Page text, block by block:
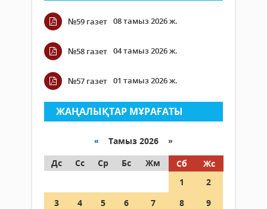
№59 газет 08 тамыз 2026 ж.
№58 газет 04 тамыз 2026 ж.
№57 газет 01 тамыз 2026 ж.
ЖАҢАЛЫҚТАР МҰРАҒАТЫ
« Тамыз 2026 »
Дс
Сс Ср Бс Жм Сб
Жс
1
2
3
4 5 6 7 8
9